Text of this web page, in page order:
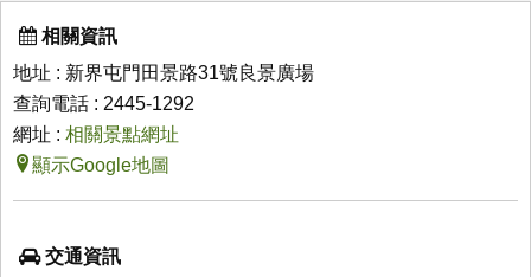
相關資訊
地址 : 新界屯門田景路31號良景廣場
查詢電話 : 2445-1292
網址 : 相關景點網址
顯示Google地圖
交通資訊